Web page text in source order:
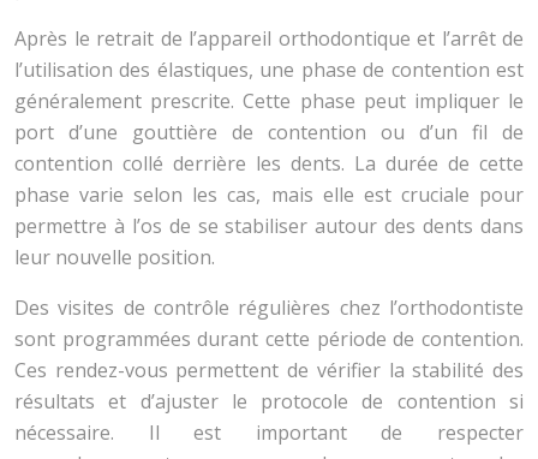
Après le retrait de l’appareil orthodontique et l’arrêt de
l’utilisation des élastiques, une phase de contention est
généralement prescrite. Cette phase peut impliquer le
port d’une gouttière de contention ou d’un fil de
contention collé derrière les dents. La durée de cette
phase varie selon les cas, mais elle est cruciale pour
permettre à l’os de se stabiliser autour des dents dans
leur nouvelle position.
Des visites de contrôle régulières chez l’orthodontiste
sont programmées durant cette période de contention.
Ces rendez-vous permettent de vérifier la stabilité des
résultats et d’ajuster le protocole de contention si
nécessaire. Il est important de respecter